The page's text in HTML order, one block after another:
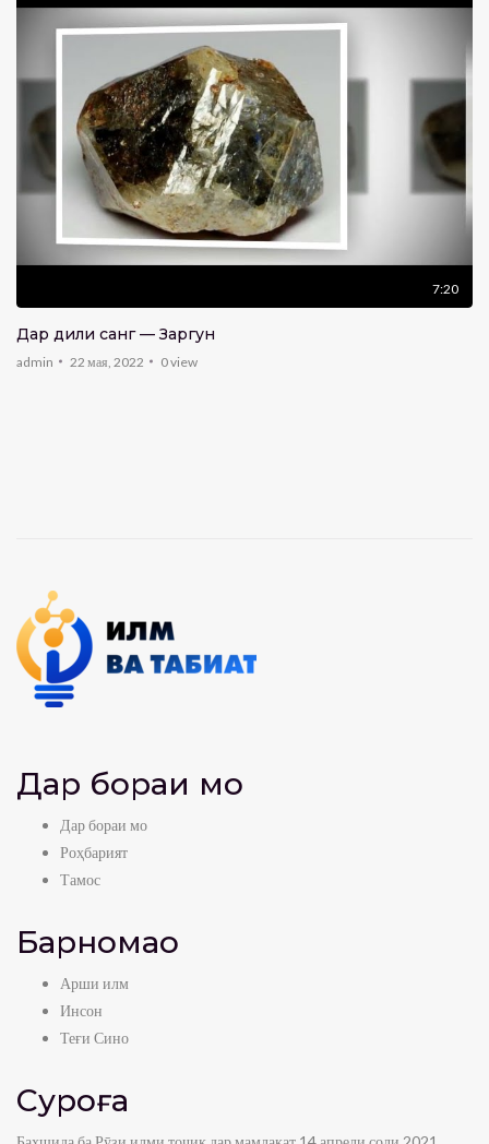
7:20
Дар дили санг — Заргун
admin 22 мая, 2022 0view
Дар бораи мо
Дар бораи мо
Роҳбарият
Тамос
Барномаҳо
Арши илм
Инсон
Теғи Сино
Суроға